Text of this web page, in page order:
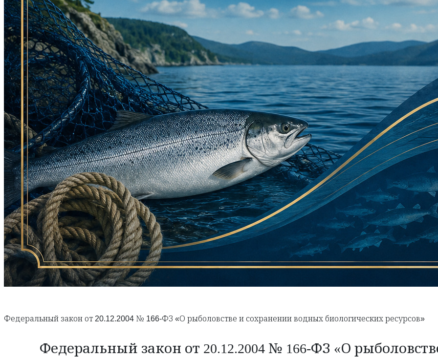
Федеральный закон от 20.12.2004 № 166-ФЗ «О рыболовстве и сохранении водных биологических ресурсов»
Федеральный закон от 20.12.2004 № 166-ФЗ «О